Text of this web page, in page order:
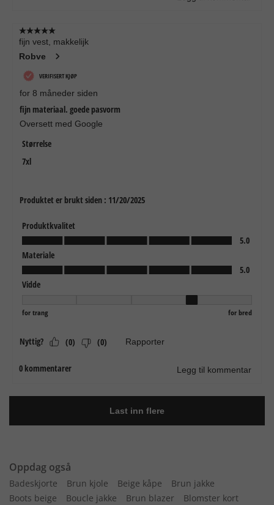
Oppdag også
Badeskjorte Brun kjole Beige kåpe
Brun jakke
Boots beige
Boucle jakke Brun blazer
Blomster kort